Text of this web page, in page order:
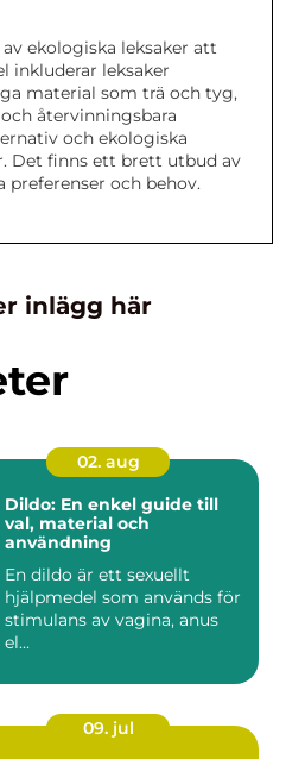
ekologiska leksaker att
inkluderar leksaker
material som trä och tyg,
återvinningsbara
och ekologiska
Det finns ett brett utbud av
preferenser och behov.
inlägg här
02. aug
Dildo: En enkel guide till
val, material och
användning
En dildo är ett sexuellt
hjälpmedel som används för
stimulans av vagina, anus
el...
09. jul